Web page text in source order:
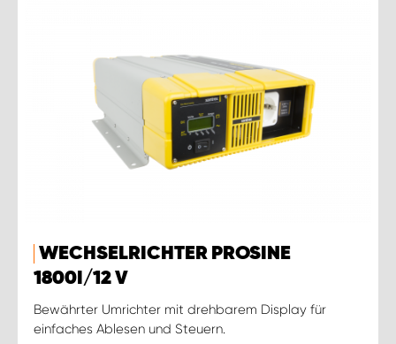
WECHSELRICHTER PROSINE
1800I/12 V
Bewährter Umrichter mit drehbarem Display für
einfaches Ablesen und Steuern.